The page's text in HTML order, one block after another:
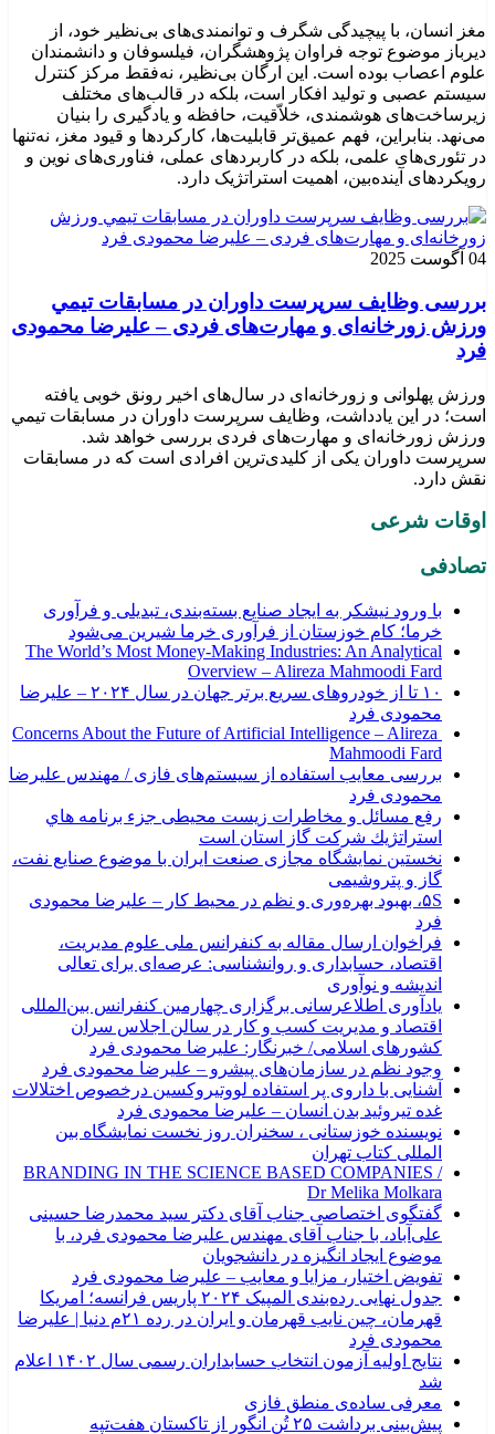
مغز انسان، با پیچیدگی شگرف و توانمندی‌های بی‌نظیر خود، از
دیرباز موضوع توجه فراوان پژوهشگران، فیلسوفان و دانشمندان
علوم اعصاب بوده است. این ارگان بی‌نظیر، نه‌فقط مرکز کنترل
سیستم عصبی و تولید افکار است، بلکه در قالب‌های مختلف
زیرساخت‌های هوشمندی، خلاّقیت، حافظه و یادگیری را بنیان
می‌نهد. بنابراین، فهم عمیق‌تر قابلیت‌ها، کارکردها و قیود مغز، نه‌تنها
در تئوری‌های علمی، بلکه در کاربردهای عملی، فناوری‌های نوین و
رویکردهای آینده‌بین، اهمیت استراتژیک دارد.
04 آگوست 2025
بررسی وظايف سرپرست داوران در مسابقات تیمي
ورزش زورخانه‌ای و مهارت‌های فردی – علیرضا محمودی
فرد
ورزش پهلوانی و زورخانه‌ای در سال‌های اخیر رونق خوبی یافته
است؛ در این یادداشت، وظایف سرپرست داوران در مسابقات تیمي
ورزش زورخانه‌ای و مهارت‌های فردی بررسی خواهد شد.
سرپرست داوران یکی از کلیدی‌ترین افرادی است که در مسابقات
نقش دارد.
اوقات شرعی
تصادفی
با ورود نیشکر به ایجاد صنایع بسته‌بندی، تبدیلی و فرآوری
خرما؛ کام خوزستان از فرآوری خرما شیرین می‌شود
The World’s Most Money-Making Industries: An Analytical
Overview – Alireza Mahmoodi Fard
۱۰ تا از خودروهای سریع برتر جهان در سال ۲۰۲۴ – علیرضا
محمودی فرد
Concerns About the Future of Artificial Intelligence – Alireza
Mahmoodi Fard
بررسی معایب استفاده از سیستم‌های فازی / مهندس علیرضا
محمودی فرد
رفع مسائل و مخاطرات زیست محیطی جزء برنامه هاي
استراتژيك شركت گاز استان است
نخستین نمایشگاه مجازی صنعت ایران با موضوع صنایع نفت،
گاز و پتروشیمی
۵S، بهبود بهره‌وری و نظم در محیط کار – علیرضا محمودی
فرد
فراخوان ارسال مقاله به کنفرانس ملی علوم مدیریت،
اقتصاد، حسابداری و روانشناسی: عرصه‌ای برای تعالی
اندیشه و نوآوری
یادآوری اطلاعرسانی برگزاری چهارمین کنفرانس بین‌المللی
اقتصاد و مدیریت کسب و کار در سالن اجلاس سران
کشورهای اسلامی/ خبرنگار: علیرضا محمودی فرد
وجود نظم در سازمان‌های پیشرو – علیرضا محمودی فرد
آشنایی با داروی پر استفاده لووتیروکسین درخصوص اختلالات
غده تیروئید بدن انسان – علیرضا محمودی فرد
نویسنده خوزستانی ، سخنران روز نخست نمایشگاه بین
المللی کتاب تهران
BRANDING IN THE SCIENCE BASED COMPANIES /
Dr Melika Molkara
گفتگوی اختصاصی جناب آقای دکتر سید محمدرضا حسینی
علی‌آباد، با جناب آقای مهندس علیرضا محمودی فرد، با
موضوع ایجاد انگیزه در دانشجویان
تفویض اختیار، مزایا و معایب – علیرضا محمودی فرد
جدول نهایی رده‌بندی المپیک ۲۰۲۴ پاریس فرانسه؛ امریکا
قهرمان، چین نایب قهرمان و ایران در رده ۲۱م دنیا | علیرضا
محمودی فرد
نتایج اولیه آزمون انتخاب حسابداران رسمی سال ۱۴۰۲ اعلام
شد
معرفی ساده‌ی منطق فازی
پیش‌بینی برداشت ۲۵ تُن انگور از تاکستان هفت‌تپه